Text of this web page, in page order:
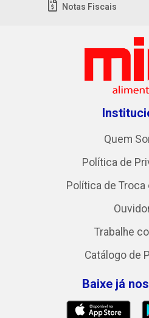
Notas Fiscais
Quem
Política de
Política de Troca
Trabalhe
Catálogo de
Baixe já